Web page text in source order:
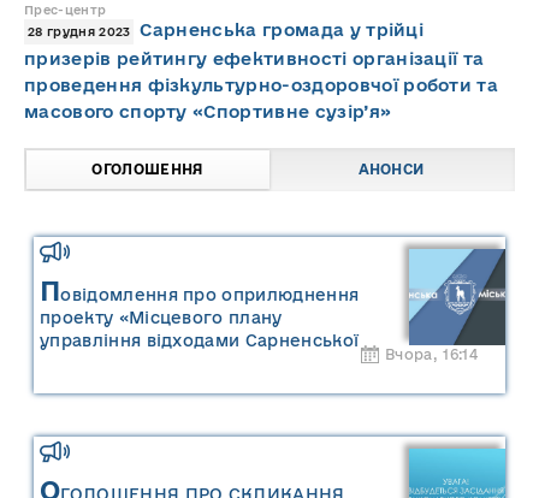
Прес-центр
28 грудня 2023
Сарненська громада у трійці
призерів рейтингу ефективності організації та
проведення фізкультурно-оздоровчої роботи та
масового спорту «Спортивне сузір’я»
ОГОЛОШЕННЯ АНОНСИ
Повідомлення про оприлюднення
проекту «Місцевого плану
управління відходами Сарненської
міської територіальної громади» та
управління відходами Сарненської
міської територіальної громади»
Вчора, 16:14
ОГОЛОШЕННЯ ПРО СКЛИКАННЯ